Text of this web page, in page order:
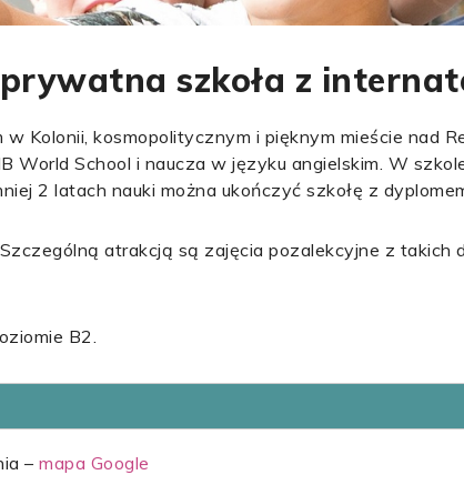
szkoła z
Kolonii, kosmopolitycznym i pięknym mieście nad
World School i naucza w języku angielskim. W
2 latach nauki można ukończyć szkołę z
atrakcją są zajęcia pozalekcyjne z takich
B2.
– mapa Google